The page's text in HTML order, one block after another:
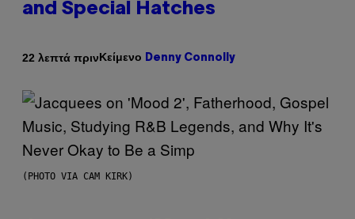
and Special Hatches
22 λεπτά πρινΚείμενο Denny Connolly
(PHOTO VIA CAM KIRK)